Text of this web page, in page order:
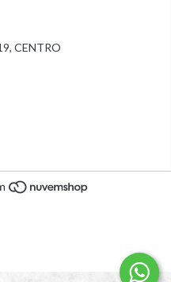
CENTRO